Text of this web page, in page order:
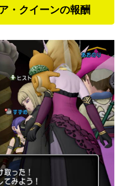
・クイーンの報酬